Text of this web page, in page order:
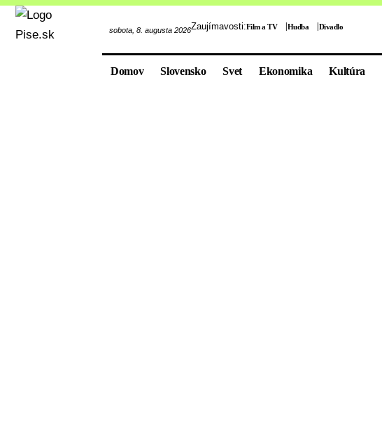
sobota, 8. augusta 2026Zaujímavosti:Film a TV Hudba Divadlo
Domov Slovensko Svet Ekonomika Kultúra